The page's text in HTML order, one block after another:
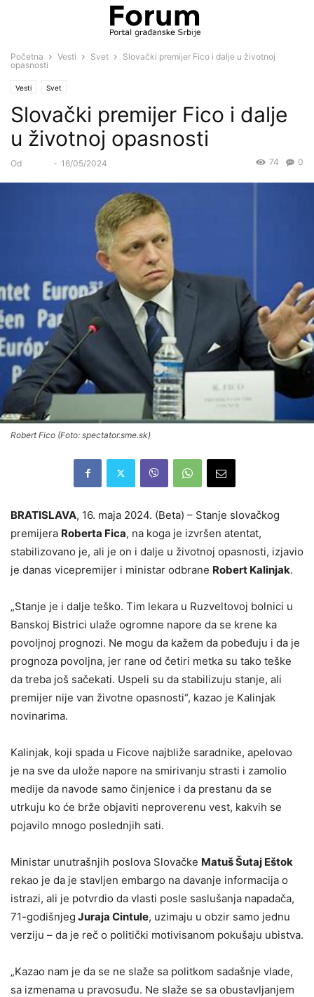
Početna Vesti Svet
Slovački premijer Fico i dalje u životnoj
opasnosti
Vesti Svet
Slovački premijer Fico i dalje
u životnoj opasnosti
Od - 16/05/2024 0
74
Robert Fico (Foto: spectator.sme.sk)
BRATISLAVA, 16. maja 2024. (Beta) – Stanje slovačkog
premijera Roberta Fica, na koga je izvršen atentat,
stabilizovano je, ali je on i dalje u životnoj opasnosti, izjavio
je danas vicepremijer i ministar odbrane Robert Kalinjak.
„Stanje je i dalje teško. Tim lekara u Ruzveltovoj bolnici u
Banskoj Bistrici ulaže ogromne napore da se krene ka
povoljnoj prognozi. Ne mogu da kažem da pobeđuju i da je
prognoza povoljna, jer rane od četiri metka su tako teške
da treba još sačekati. Uspeli su da stabilizuju stanje, ali
premijer nije van životne opasnosti“, kazao je Kalinjak
novinarima.
Kalinjak, koji spada u Ficove najbliže saradnike, apelovao
je na sve da ulože napore na smirivanju strasti i zamolio
medije da navode samo činjenice i da prestanu da se
utrkuju ko će brže objaviti neproverenu vest, kakvih se
pojavilo mnogo poslednjih sati.
Ministar unutrašnjih poslova Slovačke Matuš Šutaj Eštok
rekao je da je stavljen embargo na davanje informacija o
istrazi, ali je potvrdio da vlasti posle saslušanja napadača,
71-godišnjeg Juraja Cintule, uzimaju u obzir samo jednu
verziju – da je reč o politički motivisanom pokušaju ubistva.
„Kazao nam je da se ne slaže sa politkom sadašnje vlade,
sa izmenama u pravosuđu. Ne slaže se sa obustavljanjem